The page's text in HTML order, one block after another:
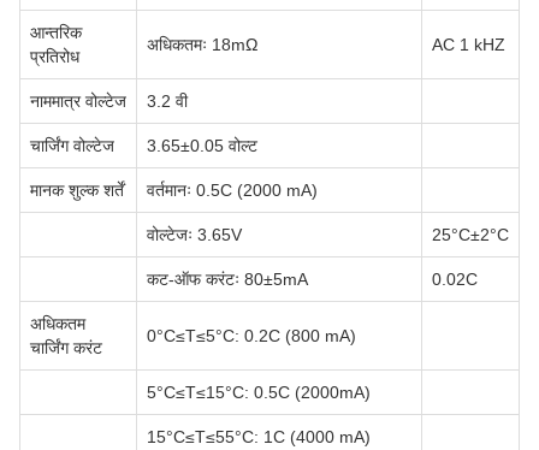
आन्तरिक
प्रतिरोध
अधिकतमः 18mΩ AC 1 kHZ
नाममात्र वोल्टेज 3.2 वी
चार्जिंग वोल्टेज 3.65±0.05 वोल्ट
मानक शुल्क शर्तें वर्तमानः 0.5C (2000 mA)
वोल्टेजः 3.65V 25°C±2°C
कट-ऑफ करंटः 80±5mA 0.02C
अधिकतम
चार्जिंग करंट
0°C≤T≤5°C: 0.2C (800 mA)
5°C≤T≤15°C: 0.5C (2000mA)
15°C≤T≤55°C: 1C (4000 mA)